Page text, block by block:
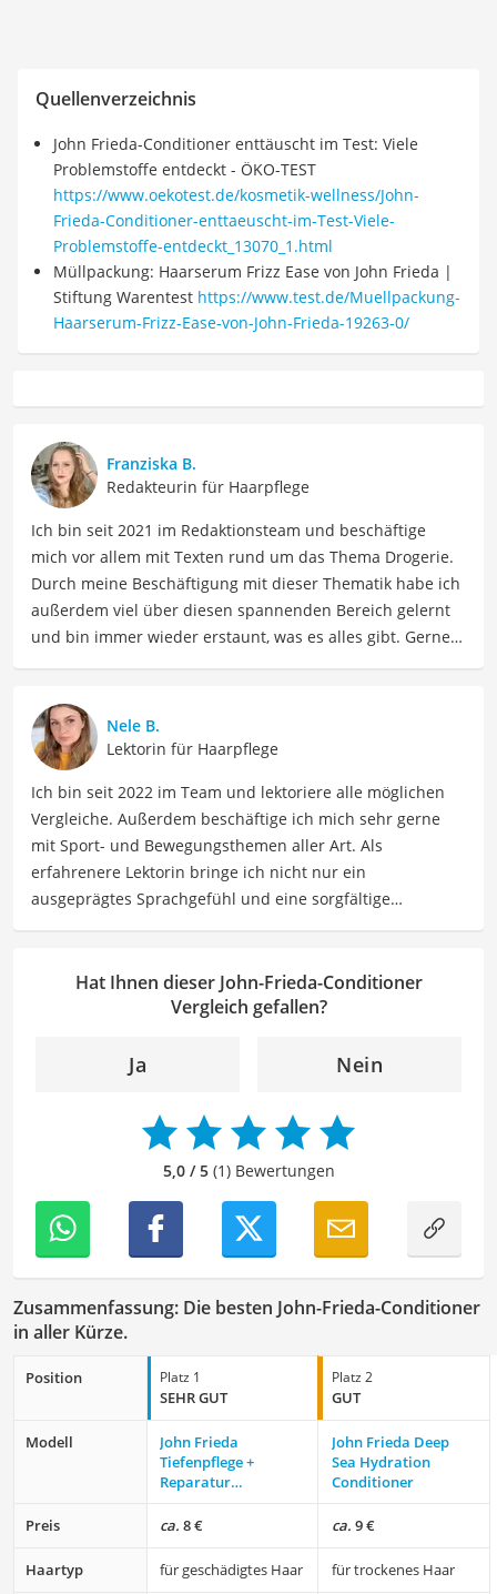
Quellenverzeichnis
John Frieda-Conditioner enttäuscht im Test: Viele
Problemstoffe entdeckt - ÖKO-TEST
https://www.oekotest.de/kosmetik-wellness/John-
Frieda-Conditioner-enttaeuscht-im-Test-Viele-
Problemstoffe-entdeckt_13070_1.html
Müllpackung: Haarserum Frizz Ease von John Frieda |
Stiftung Warentest https://www.test.de/Muellpackung-
Haarserum-Frizz-Ease-von-John-Frieda-19263-0/
Franziska B.
Redakteurin für Haarpflege
Ich bin seit 2021 im Redaktionsteam und beschäftige
mich vor allem mit Texten rund um das Thema Drogerie.
Durch meine Beschäftigung mit dieser Thematik habe ich
außerdem viel über diesen spannenden Bereich gelernt
und bin immer wieder erstaunt, was es alles gibt. Gerne
über Beauty- sowie Pflegeprodukte, Gesundheitsartikel,
Haushaltswaren und vieles mehr. Meine Beiträge
umfassen Produktvergleiche, Tipps, Trends und
Empfehlungen, um Lesern dabei zu helfen, die besten
Produkte für ihre Bedürfnisse zu finden sowie sowohl ihre
Schönheits- als auch Pflegeroutine zu optimieren.
Der John-Frieda-Conditioner-Vergleich ist aus unserer
Sicht besonders empfehlenswert für FrauenundLocken
Nele B.
Lektorin für Haarpflege
Ich bin seit 2022 im Team und lektoriere alle möglichen
Vergleiche. Außerdem beschäftige ich mich sehr gerne
mit Sport- und Bewegungsthemen aller Art. Als
erfahrenere Lektorin bringe ich nicht nur ein
ausgeprägtes Sprachgefühl und eine sorgfältige
kann ich dazu beitragen, Texte inhaltlich präzise, gut
strukturiert und sprachlich einwandfrei zu gestalten.
Kohärenz, logische Schlüssigkeit und stilistische Qualität
meinem Hintergrund im Bereich Sport und meiner Liebe
zur geschriebenen Sprache trage ich dazu bei, dass
unsere Vergleiche ansprechend, verständlich sowie
Hat Ihnen dieser John-Frieda-Conditioner
Vergleich gefallen?
Ja Nein
5,0 / 5(1) Bewertungen
Zusammenfassung: Die besten John-Frieda-Conditioner
in aller Kürze.
Position Platz 1
SEHR GUT
Platz 2
GUT
Modell
John Frieda
Tiefenpflege +
Reparatur
John Frieda Deep
Sea Hydration
Conditioner
Preis ca. 8 € ca. 9 €
Haartyp für geschädigtes Haar für trockenes Haar